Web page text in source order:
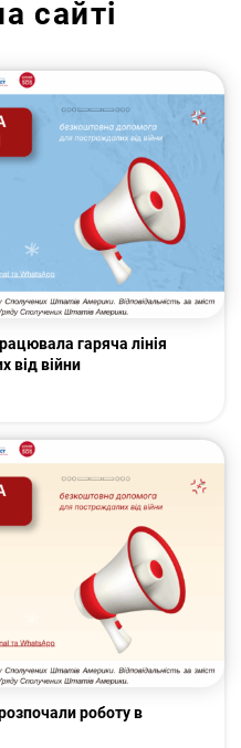
сайті
гаряча лінія
від війни
роботу в